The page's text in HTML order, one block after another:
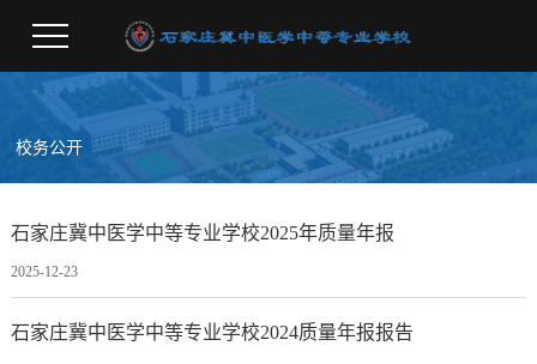
校务公开
石家庄冀中医学中等专业学校2025年质量年报
2025-12-23
石家庄冀中医学中等专业学校2024质量年报报告